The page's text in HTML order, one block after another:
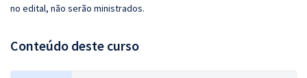
no edital, não serão ministrados.
Conteúdo deste curso